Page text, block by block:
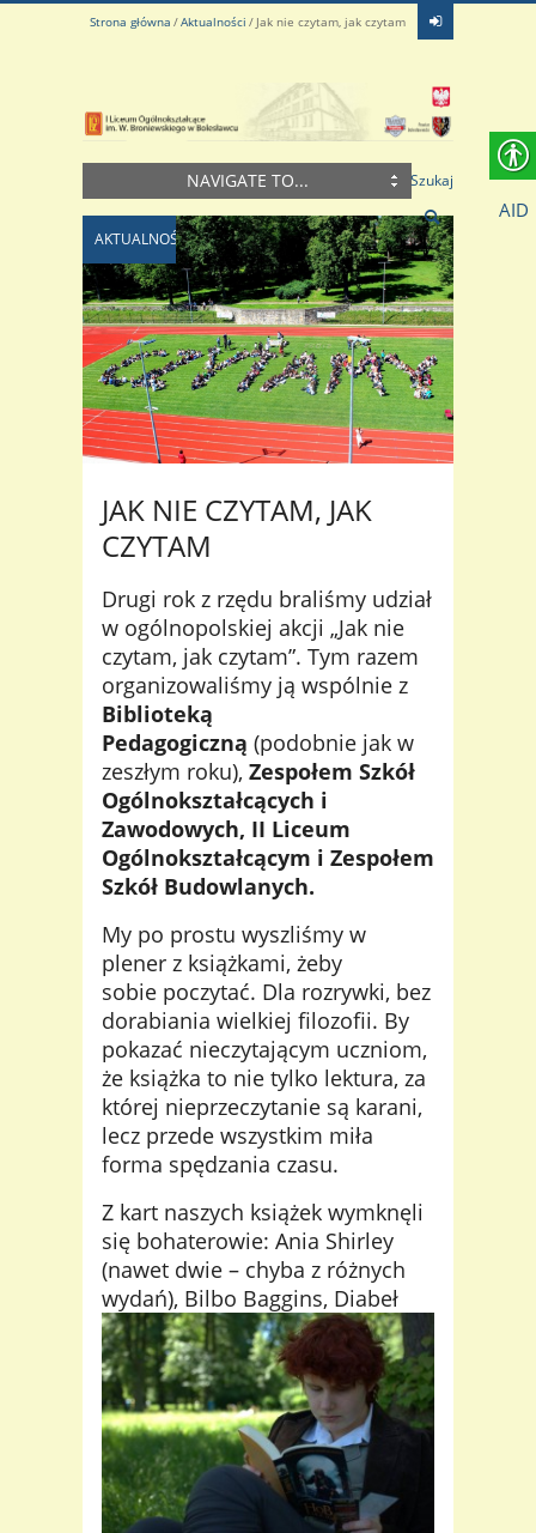
Strona główna Aktualności Jak nie czytam, jak czytam
NAVIGATE TO... Szukaj
AKTUALNOŚCI
JAK NIE CZYTAM, JAK
CZYTAM
Drugi rok z rzędu braliśmy udział
w ogólnopolskiej akcji „Jak nie
czytam, jak czytam”. Tym razem
organizowaliśmy ją wspólnie z
Biblioteką
Pedagogiczną (podobnie jak w
zeszłym roku), Zespołem Szkół
Ogólnokształcących i
Zawodowych, II Liceum
Ogólnokształcącym i Zespołem
Szkół Budowlanych.
My po prostu wyszliśmy w
plener z książkami, żeby
sobie poczytać. Dla rozrywki, bez
dorabiania wielkiej filozofii. By
pokazać nieczytającym uczniom,
że książka to nie tylko lektura, za
której nieprzeczytanie są karani,
lecz przede wszystkim miła
forma spędzania czasu.
Z kart naszych książek wymknęli
się bohaterowie: Ania Shirley
(nawet dwie – chyba z różnych
wydań), Bilbo Baggins, Diabeł
AID